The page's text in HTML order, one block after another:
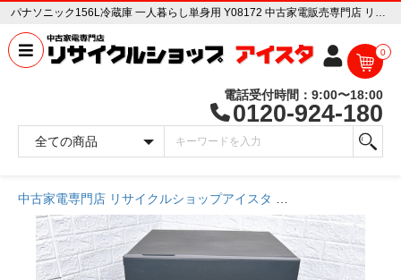
パナソニック156L冷蔵庫 一人暮らし単身用 Y08172 中古家電販売専門店 リサイクルショップ アイスタ
0
電話受付時間：9:00〜18:00
0120-924-180
中古家電専門店 リサイクルショップアイスタ